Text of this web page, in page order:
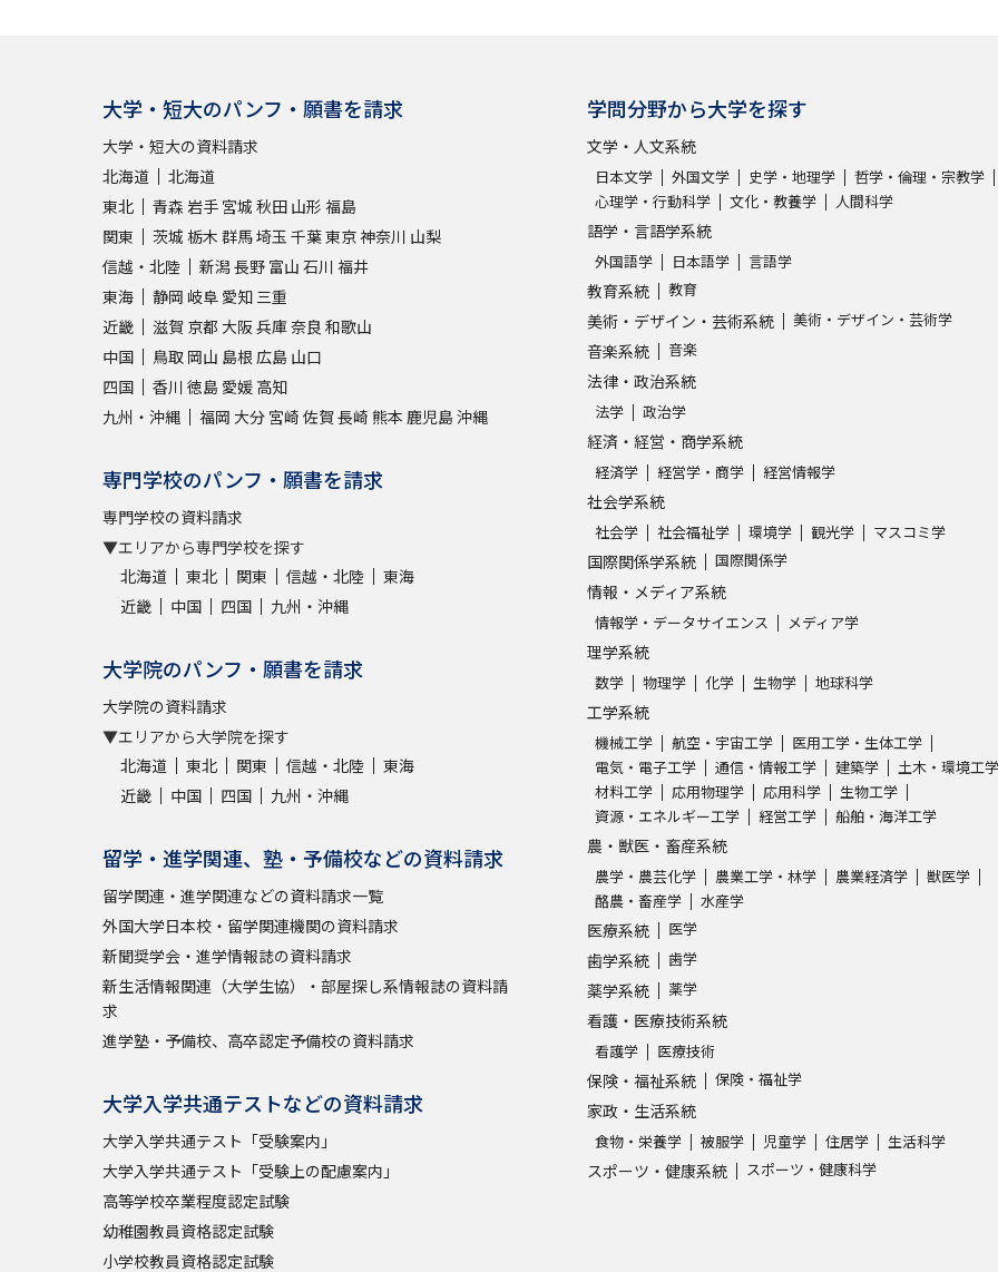
大学・短大のパンフ・願書を請求
大学・短大の資料請求
北海道
北海道
東北
青森 岩手 宮城 秋田 山形 福島
関東
茨城 栃木 群馬埼玉 千葉東京神奈川 山梨
信越・北陸
新潟長野 富山 石川 福井
東海
静岡 岐阜 愛知 三重
近畿
滋賀 京都 大阪兵庫奈良 和歌山
中国
鳥取 岡山 島根 広島 山口
四国
香川 徳島 愛媛 高知
九州・沖縄
福岡 大分 宮崎 佐賀 長崎 熊本 鹿児島沖縄
専門学校のパンフ・願書を請求
専門学校の資料請求
▼エリアから専門学校を探す
北海道
東北 関東 信越・北陸
東海
近畿
中国 四国 九州・沖縄
大学院のパンフ・願書を請求
大学院の資料請求
▼エリアから大学院を探す
北海道
東北 関東 信越・北陸
東海
近畿
中国 四国 九州・沖縄
留学・進学関連、塾・予備校などの資料請求
留学関連・進学関連などの資料請求一覧
外国大学日本校・留学関連機関の資料請求
新聞奨学会・進学情報誌の資料請求
新生活情報関連（大学生協）・部屋探し系情報誌の資料請
求
進学塾・予備校、高卒認定予備校の資料請求
大学入学共通テストなどの資料請求
大学入学共通テスト「受験案内」
大学入学共通テスト「受験上の配慮案内」
高等学校卒業程度認定試験
幼稚園教員資格認定試験
小学校教員資格認定試験
学問分野から大学を探す
文学・人文系統
日本文学 外国文学 史学・地理学
哲学・倫理・宗教学
心理学・行動科学
文化・教養学 人間科学
語学・言語学系統
外国語学 日本語学 言語学
教育系統 教育
美術・デザイン・芸術系統 美術・デザイン・芸術学
音楽系統 音楽
法律・政治系統
法学 政治学
経済・経営・商学系統
経済学 経営学・商学 経営情報学
社会学系統
社会学 社会福祉学 環境学 観光学 マスコミ学
国際関係学系統 国際関係学
情報・メディア系統
情報学・データサイエンス メディア学
理学系統
数学 物理学 化学 生物学 地球科学
工学系統
機械工学 航空・宇宙工学
医用工学・生体工学
電気・電子工学
通信・情報工学 建築学
土木・環境工学
材料工学
応用物理学 応用科学
生物工学
資源・エネルギー工学
経営工学 船舶・海洋工学
農・獣医・畜産系統
農学・農芸化学 農業工学・林学 農業経済学
獣医学
酪農・畜産学
水産学
医療系統 医学
歯学系統 歯学
薬学系統 薬学
看護・医療技術系統
看護学 医療技術
保険・福祉系統 保険・福祉学
家政・生活系統
食物・栄養学 被服学 児童学 住居学 生活科学
スポーツ・健康系統 スポーツ・健康科学